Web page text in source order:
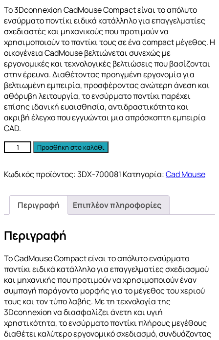
Το 3Dconnexion CadMouse Compact είναι το απόλυτο
ενσύρματο ποντίκι ειδικά κατάλληλο για επαγγελματίες
σχεδιαστές και μηχανικούς που προτιμούν να
χρησιμοποιούν το ποντίκι τους σε ένα compact μέγεθος. Η
οικογένεια CadMouse βελτιώνεται συνεχώς με
εργονομικές και τεχνολογικές βελτιώσεις που βασίζονται
στην έρευνα. Διαθέτοντας προηγμένη εργονομία για
βελτιωμένη εμπειρία, προσφέροντας ανώτερη άνεση και
αθόρυβη λειτουργία, το ενσύρματο ποντίκι παρέχει
επίσης ιδανική ευαισθησία, αντιδραστικότητα και
ακριβή έλεγχο που εγγυώνται μια απρόσκοπτη εμπειρία
CAD.
Προσθήκη στο καλάθι
Κωδικός προϊόντος:3DX-700081 Κατηγορία:Cad Mouse
Περιγραφή Επιπλέον πληροφορίες
Περιγραφή
Το CadMouse Compact είναι το απόλυτο ενσύρματο
ποντίκι ειδικά κατάλληλο για επαγγελματίες σχεδιασμού
και μηχανικής που προτιμούν να χρησιμοποιούν έναν
συμπαγή παράγοντα μορφής για το μέγεθος του χεριού
τους και τον τύπο λαβής. Με τη τεχνολογία της
3Dconnexion να διασφαλίζει άνετη και υγιή
χρηστικότητα, το ενσύρματο ποντίκι πλήρους μεγέθους
διαθέτει καλύτερο εργονομικό σχεδιασμό, συνδυάζοντας